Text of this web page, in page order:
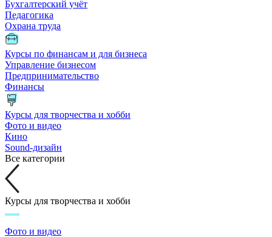
Бухгалтерский учёт
Педагогика
Охрана труда
Курсы по финансам и для бизнеса
Управление бизнесом
Предпринимательство
Финансы
Курсы для творчества и хобби
Фото и видео
Кино
Sound-дизайн
Все категории
Курсы для творчества и хобби
Фото и видео